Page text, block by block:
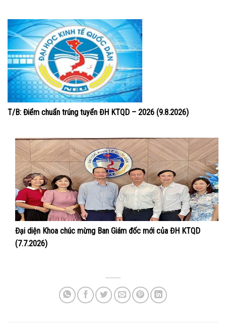
T/B: Điểm chuẩn trúng tuyển ĐH KTQD – 2026 (9.8.2026)
Đại diện Khoa chúc mừng Ban Giám đốc mới của ĐH KTQD
(7.7.2026)